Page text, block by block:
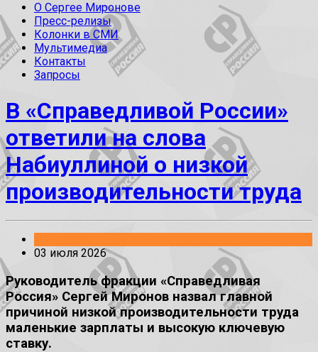
О Сергее Миронове
Пресс-релизы
Колонки в СМИ
Мультимедиа
Контакты
Запросы
В «Справедливой России»
ответили на слова
Набиуллиной о низкой
производительности труда
03 июля 2026
Руководитель фракции «Справедливая
Россия» Сергей Миронов назвал главной
причиной низкой производительности труда
маленькие зарплаты и высокую ключевую
ставку.